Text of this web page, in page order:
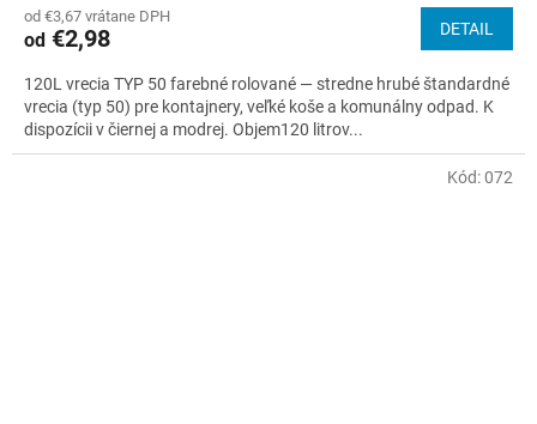
produktu
je
z
5
hviezdičiek.
od €3,67 vrátane DPH
od €2,98 DETAIL
120L vrecia TYP 50 farebné rolované — stredne hrubé štandardné
vrecia (typ 50) pre kontajnery, veľké koše a komunálny odpad. K
dispozícii v čiernej a modrej. Objem120 litrov...
Kód:072